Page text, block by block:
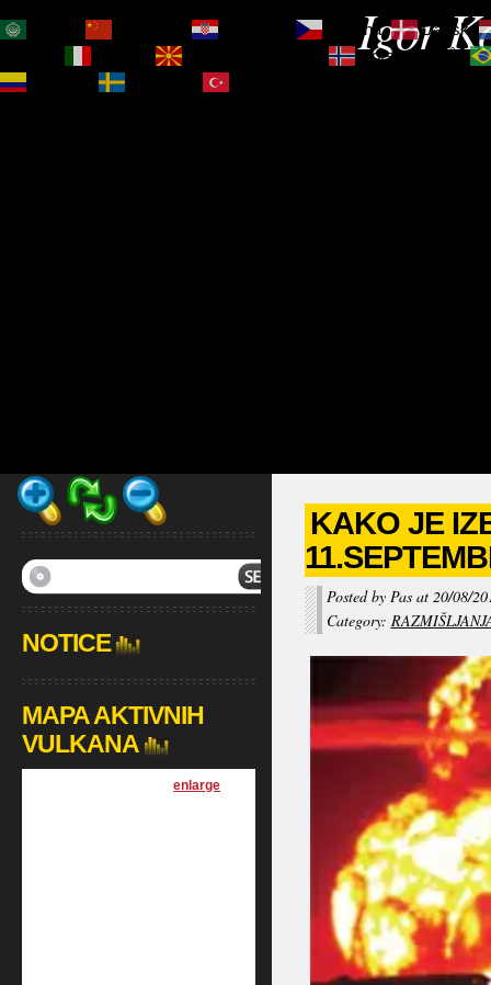
Igor
KAKO JE
Posted by Pas at 20/08/
Category:
NOTICE
MAPA AKTIVNIH
VULKANA
[enlarge
Čeština‎
Dansk
Norsk bokmål